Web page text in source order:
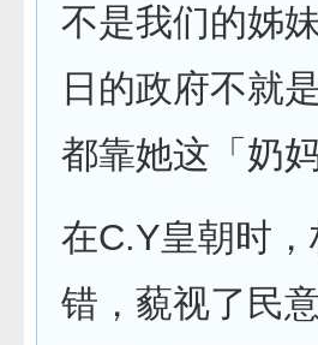
不是我们的姊
日的政府不就
都靠她这「奶
在C.Y皇朝时
错，藐视了民